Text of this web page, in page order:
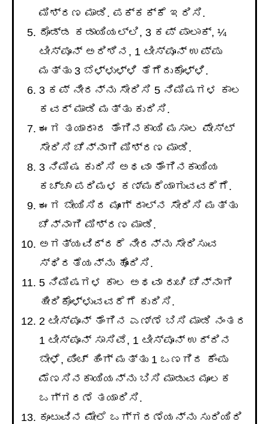
ಮಿಶ್ರಣ ಮಾಡಿ. ಪಕ್ಕಕ್ಕೆ ಇರಿಸಿ.
ದೊಡ್ಡ ಕಡಾಯಿಯಲ್ಲಿ, 3 ಕಪ್ ಪಾಲಾಕ್, ¼
ಟೀಸ್ಪೂನ್ ಅರಿಶಿನ, 1 ಟೀಸ್ಪೂನ್ ಉಪ್ಪು
ಮತ್ತು 3 ಬೆಳ್ಳುಳ್ಳಿ ತೆಗೆದುಕೊಳ್ಳಿ.
3 ಕಪ್ ನೀರನ್ನು ಸೇರಿಸಿ 5 ನಿಮಿಷಗಳ ಕಾಲ
ಕವರ್ ಮಾಡಿ ಮತ್ತು ಕುದಿಸಿ.
ಈಗ ತಯಾರಾದ ತೆಂಗಿನಕಾಯಿ ಮಸಾಲ ಪೇಸ್ಟ್
ಸೇರಿಸಿ ಚೆನ್ನಾಗಿ ಮಿಶ್ರಣ ಮಾಡಿ.
3 ನಿಮಿಷ ಕುದಿಸಿ ಅಥವಾ ತೆಂಗಿನಕಾಯಿಯ
ಕಚ್ಚಾ ಪರಿಮಳ ಕಣ್ಮರೆಯಾಗುವವರೆಗೆ.
ಈಗ ಬೇಯಿಸಿದ ಮೂಂಗ್ ದಾಲ್ನ ಸೇರಿಸಿ ಮತ್ತು
ಚೆನ್ನಾಗಿ ಮಿಶ್ರಣ ಮಾಡಿ.
ಅಗತ್ಯವಿದ್ದರೆ ನೀರನ್ನು ಸೇರಿಸುವ
ಸ್ಥಿರತೆಯನ್ನು ಹೊಂದಿಸಿ.
5 ನಿಮಿಷಗಳ ಕಾಲ ಅಥವಾ ರುಚಿ ಚೆನ್ನಾಗಿ
ಹೀರಿಕೊಳ್ಳುವವರೆಗೆ ಕುದಿಸಿ.
2 ಟೀಸ್ಪೂನ್ ತೆಂಗಿನ ಎಣ್ಣೆ ಬಿಸಿ ಮಾಡಿ ನಂತರ
1 ಟೀಸ್ಪೂನ್ ಸಾಸಿವೆ, 1 ಟೀಸ್ಪೂನ್ ಉದ್ದಿನ
ಬೇಳೆ, ಪಿಂಚ್ ಹಿಂಗ್ ಮತ್ತು 1 ಒಣಗಿದ ಕೆಂಪು
ಮೆಣಸಿನಕಾಯಿಯನ್ನು ಬಿಸಿ ಮಾಡುವ ಮೂಲಕ
ಒಗ್ಗರಣೆ ತಯಾರಿಸಿ.
ಕೂಟುವಿನ ಮೇಲೆ ಒಗ್ಗರಣೆಯನ್ನು ಸುರಿಯಿರಿ